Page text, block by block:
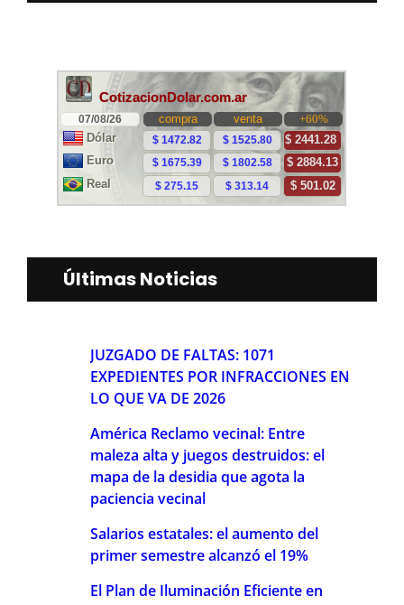
Últimas Noticias
JUZGADO DE FALTAS: 1071
EXPEDIENTES POR INFRACCIONES EN
LO QUE VA DE 2026
América Reclamo vecinal: Entre
maleza alta y juegos destruidos: el
mapa de la desidia que agota la
paciencia vecinal
Salarios estatales: el aumento del
primer semestre alcanzó el 19%
El Plan de Iluminación Eficiente en